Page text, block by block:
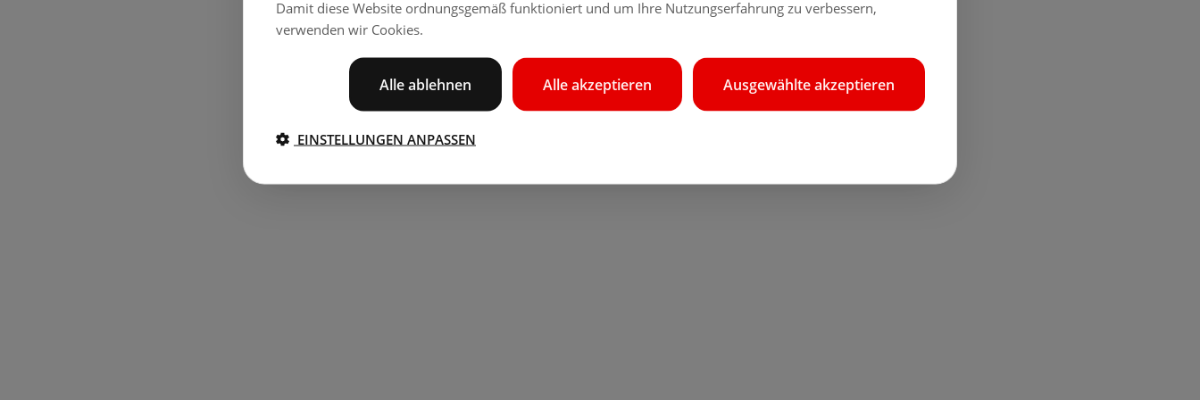
Damit diese Website ordnungsgemäß funktioniert und um Ihre Nutzungserfahrung zu verbessern,
verwenden wir Cookies.
Ausgewählte akzeptieren
Alle akzeptieren
Alle ablehnen
EINSTELLUNGEN ANPASSEN